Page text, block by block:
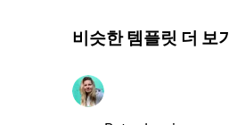
비슷한 템플릿 더 보기